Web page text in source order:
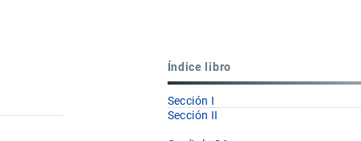
Índice libro
Sección I
Sección II